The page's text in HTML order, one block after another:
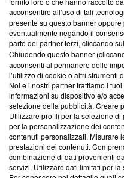
parte; Trust Project non ha
conformità agli standard.
Su di noi
Team editoriale
Corporate
Redazione
Informativa Privacy
Cookie Policy
Blasting SA, IDI CHE-
acconsentire all’uso di tali
presente su questo banner
eventualmente negando il
parte dei partner terzi, cliccando
Chiudendo questo banner
acconsenti al permanere delle
l’utilizzo di cookie o altri strumenti
Noi e i nostri partner trattiamo i
informazioni su dispositivo e/o
selezione della pubblicità. Creare
Utilizzare profili per la selezione
per la personalizzazione dei
contenuti personalizzati. Misurare
prestazioni dei contenuti.
combinazione di dati provenienti
servizi. Utilizzare dati limitati per